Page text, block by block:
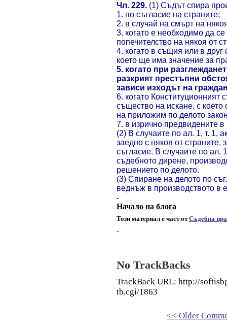
Чл. 229. (1) Съдът спира
1. по съгласие на страните;
2. в случай на смърт на
3. когато е необходимо да
попечителство на някоя от
4. когато в същия или в
което ще има значение за
5. когато при
разкрият престъпни
зависи изходът на
6. когато Конституционният
същество на искане, с което
на приложим по делото
7. в изрично предвидените в
(2) В случаите по ал. 1, т. 1,
заедно с някоя от страните,
съгласие. В случаите по ал.
съдебното дирене,
решението по делото.
(3) Спиране на делото по
веднъж в производството в
-
Начало на блога
Този материал е част отСъдебна
-
No TrackBacks
TrackBack URL: http://
tb.cgi/1863
<< Older